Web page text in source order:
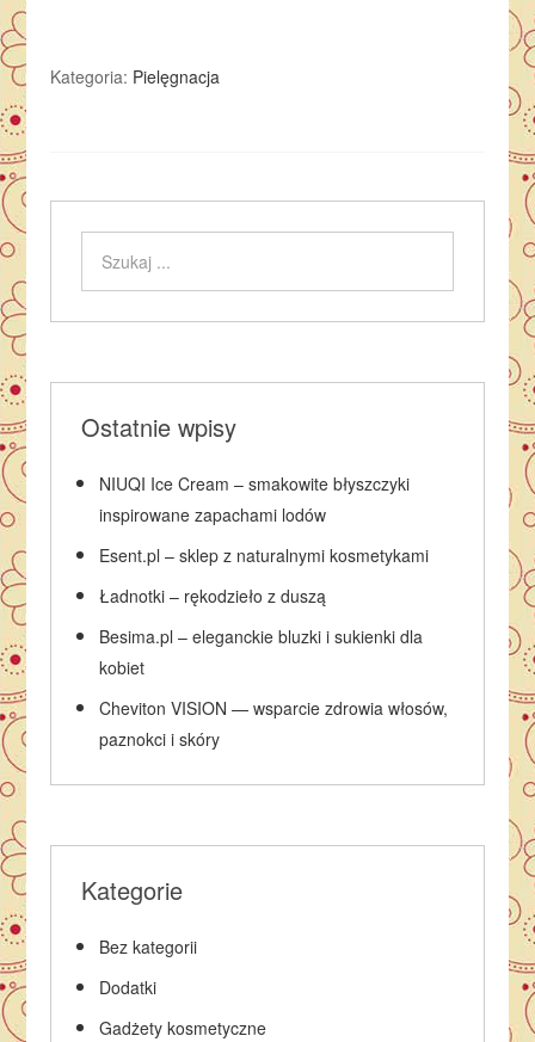
Kategoria: Pielęgnacja
Ostatnie wpisy
NIUQI Ice Cream – smakowite błyszczyki
inspirowane zapachami lodów
Esent.pl – sklep z naturalnymi kosmetykami
Ładnotki – rękodzieło z duszą
Besima.pl – eleganckie bluzki i sukienki dla
kobiet
Cheviton VISION — wsparcie zdrowia włosów,
paznokci i skóry
Kategorie
Bez kategorii
Dodatki
Gadżety kosmetyczne